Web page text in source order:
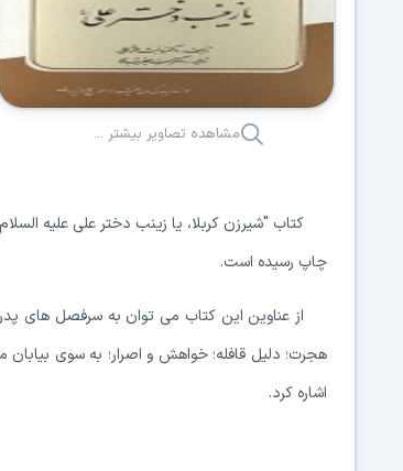
مشاهده تصاویر بیشتر ...
کتاب "شیرزن کربلا، یا زینب دختر علی علیه
چاپ رسیده است.
از عناوین این کتاب می توان به سرفصل های
هجرت؛ دلیل قافله؛ خواهش و اصرار؛ به سوی بیابان
اشاره کرد.